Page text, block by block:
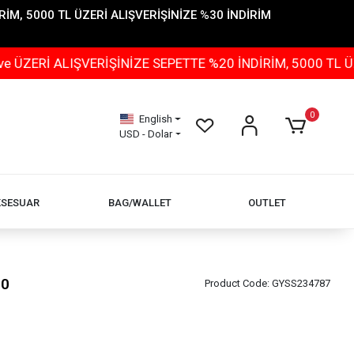
5000 TL ÜZERİ ALIŞVERİŞİNİZE %30 İNDİRİM
SEPETTE %20 İNDİRİM, 5000 TL ÜZERİ
English
USD - Dolar
0
BAG/WALLET OUTLET
Product Code: GYSS234787